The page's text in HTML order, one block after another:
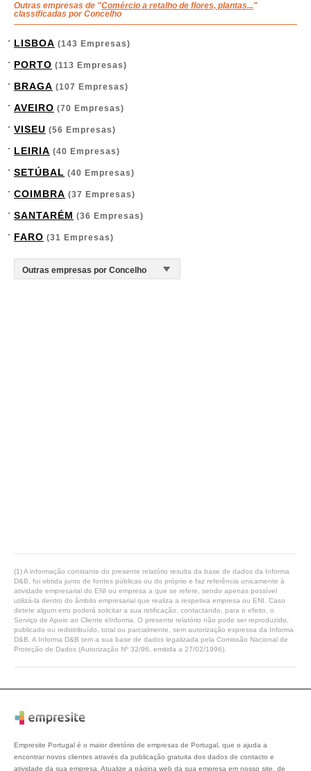
Outras empresas de "Comércio a retalho de flores, plantas..."
classificadas por Concelho
LISBOA (143 Empresas)
PORTO (113 Empresas)
BRAGA (107 Empresas)
AVEIRO (70 Empresas)
VISEU (56 Empresas)
LEIRIA (40 Empresas)
SETÚBAL (40 Empresas)
COIMBRA (37 Empresas)
SANTARÉM (36 Empresas)
FARO (31 Empresas)
(1) A informação constante do presente relatório resulta da base de dados da Informa
D&B, foi obtida junto de fontes públicas ou do próprio e faz referência unicamente à
atividade empresarial do ENI ou empresa a que se refere, sendo apenas possível
utilizá-la dentro do âmbito empresarial que realiza a respetiva empresa ou ENI. Caso
detete algum erro poderá solicitar a sua retificação, contactando, para o efeito, o
Serviço de Apoio ao Cliente eInforma. O presente relatório não pode ser reproduzido,
publicado ou redistribuído, total ou parcialmente, sem autorização expressa da Informa
D&B. A Informa D&B tem a sua base de dados legalizada pela Comissão Nacional de
Proteção de Dados (Autorização Nº 32/96, emitida a 27/02/1996).
Empresite Portugal é o maior diretório de empresas de Portugal, que o ajuda a
encontrar novos clientes através da publicação gratuita dos dados de contacto e
atividade da sua empresa. Atualize a página web da sua empresa em nosso site, de